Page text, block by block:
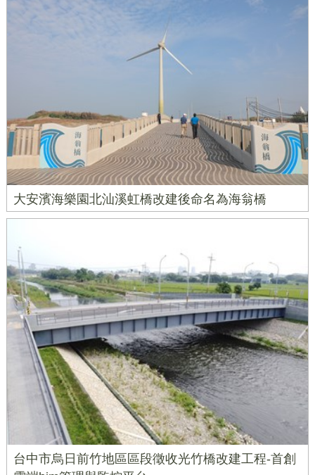
大安濱海樂園北汕溪虹橋改建後命名為海翁橋
台中市烏日前竹地區區段徵收光竹橋改建工程-首創